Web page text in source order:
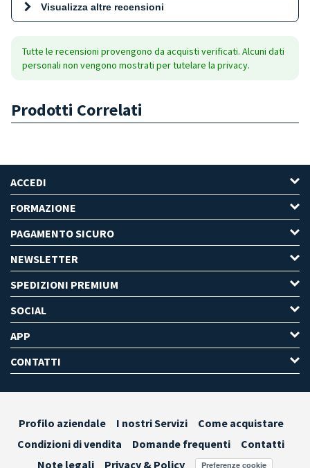
Visualizza altre recensioni
Tutte le recensioni provengono da acquisti verificati. Alcuni dati
personali non vengono mostrati per tutelare la privacy.
Prodotti Correlati
ACCEDI
FORMAZIONE
PAGAMENTO SICURO
NEWSLETTER
SPEDIZIONI PREMIUM
SOCIAL
APP
CONTATTI
Profilo aziendale I nostri Servizi
Come acquistare
Condizioni di vendita
Domande frequenti
Contatti
Note legali
Privacy & Policy Preferenze cookie